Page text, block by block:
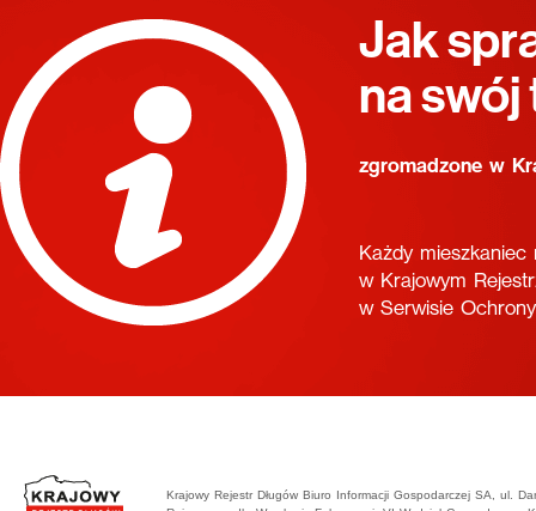
Jak
na
zgromadzone w
Każdy
w Krajowym
w Serwisie
Krajowy Rejestr Długów Biuro Informacji Gospodarczej SA, ul.